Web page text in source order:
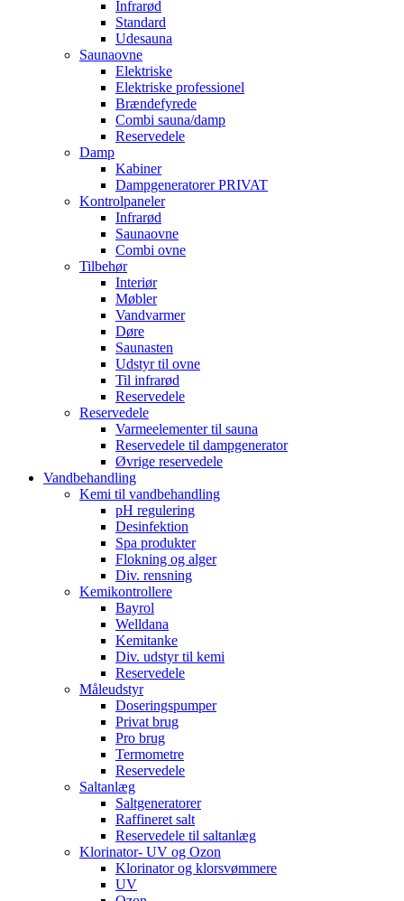
Infrarød
Standard
Udesauna
Saunaovne
Elektriske
Elektriske professionel
Brændefyrede
Combi sauna/damp
Reservedele
Damp
Kabiner
Dampgeneratorer PRIVAT
Kontrolpaneler
Infrarød
Saunaovne
Combi ovne
Tilbehør
Interiør
Møbler
Vandvarmer
Døre
Saunasten
Udstyr til ovne
Til infrarød
Reservedele
Reservedele
Varmeelementer til sauna
Reservedele til dampgenerator
Øvrige reservedele
Vandbehandling
Kemi til vandbehandling
pH regulering
Desinfektion
Spa produkter
Flokning og alger
Div. rensning
Kemikontrollere
Bayrol
Welldana
Kemitanke
Div. udstyr til kemi
Reservedele
Måleudstyr
Doseringspumper
Privat brug
Pro brug
Termometre
Reservedele
Saltanlæg
Saltgeneratorer
Raffineret salt
Reservedele til saltanlæg
Klorinator- UV og Ozon
Klorinator og klorsvømmere
UV